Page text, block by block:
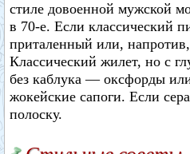
стиле довоенной мужской
в 70-е. Если классический
приталенный или,
Классический жилет, но с
без каблука — оксфорды
жокейские сапоги. Если
полоску.